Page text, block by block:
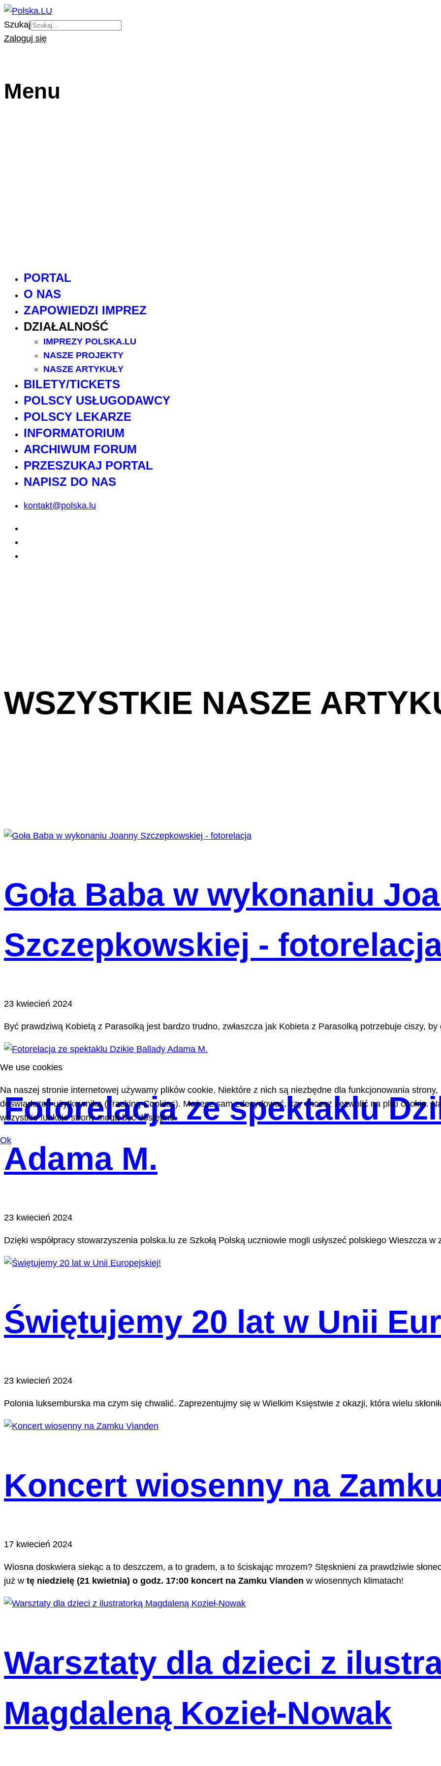
Szukaj
Zaloguj się
Menu
PORTAL
O NAS
ZAPOWIEDZI IMPREZ
DZIAŁALNOŚĆ
IMPREZY POLSKA.LU
NASZE PROJEKTY
NASZE ARTYKUŁY
BILETY/TICKETS
POLSCY USŁUGODAWCY
POLSCY LEKARZE
INFORMATORIUM
ARCHIWUM FORUM
PRZESZUKAJ PORTAL
NAPISZ DO NAS
kontakt@polska.lu
WSZYSTKIE NASZE
Goła Baba w wykonaniu
Szczepkowskiej -
23 kwiecień 2024
Być prawdziwą Kobietą z Parasolką jest bardzo trudno, zwłaszcza jak Kobieta z Parasolką potrzebuje ciszy,
Fotorelacja ze spektaklu
Adama M.
23 kwiecień 2024
Dzięki współpracy stowarzyszenia polska.lu ze Szkołą Polską uczniowie mogli usłyszeć polskiego Wieszcza
Świętujemy 20 lat w Unii
23 kwiecień 2024
Polonia luksemburska ma czym się chwalić. Zaprezentujmy się w Wielkim Księstwie z okazji, która wielu
Koncert wiosenny na
17 kwiecień 2024
Wiosna doskwiera siekąc a to deszczem, a to gradem, a to ściskając mrozem? Stęsknieni za prawdziwie
już w tę niedzielę (21 kwietnia) o godz. 17:00 koncert na Zamku Vianden w wiosennych klimatach!
Warsztaty dla dzieci z
Magdaleną Kozieł-Nowak
We use cookies
Na naszej stronie internetowej używamy plików cookie. Niektóre z nich są niezbędne dla funkcjonowania
doświadczeń użytkownika (Tracking Cookies). Możesz sam zdecydować, czy chcesz zezwolić na pliki cookie.
wszystkie funkcje strony mogą być dostępne.
Ok